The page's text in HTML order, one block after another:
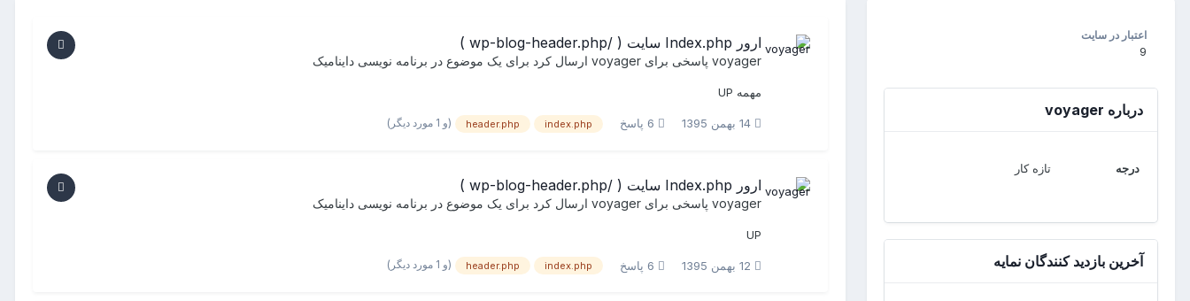
اعتبار در سایت
9
درباره voyager
درجه تازه کار
آخرین بازدید کنندگان نمایه
ارور Index.php سایت ( /wp-blog-header.php )
voyager پاسخی برای voyager ارسال کرد برای یک موضوع در برنامه نویسی داینامیک
مهمه UP
14 بهمن 1395 index.php
header.php (و 1 مورد دیگر)
ارور Index.php سایت ( /wp-blog-header.php )
voyager پاسخی برای voyager ارسال کرد برای یک موضوع در برنامه نویسی داینامیک
UP
12 بهمن 1395 index.php
header.php (و 1 مورد دیگر)